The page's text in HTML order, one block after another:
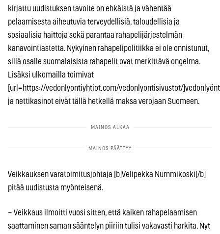
kirjattu uudistuksen tavoite on ehkäistä ja vähentää
pelaamisesta aiheutuvia terveydellisiä, taloudellisia ja
sosiaalisia haittoja sekä parantaa rahapelijärjestelmän
kanavointiastetta. Nykyinen rahapelipolitiikka ei ole onnistunut,
sillä osalle suomalaisista rahapelit ovat merkittävä ongelma.
Lisäksi ulkomailla toimivat
[url=https://vedonlyontiyhtiot.com/vedonlyontisivustot/
ja nettikasinot eivät tällä hetkellä maksa verojaan Suomeen.
Veikkauksen varatoimitusjohtaja [b]Velipekka Nummikoski[/b]
pitää uudistusta myönteisenä.
– Veikkaus ilmoitti vuosi sitten, että kaiken rahapelaamisen
saattaminen saman sääntelyn piiriin tulisi vakavasti harkita. Nyt